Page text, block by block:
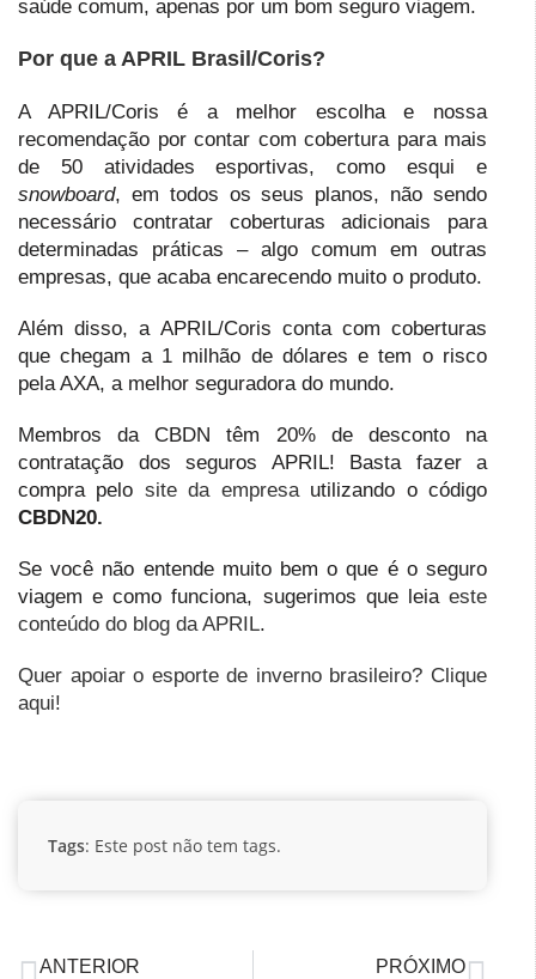
saúde comum, apenas por um bom seguro viagem.
Por que a APRIL Brasil/Coris?
A APRIL/Coris é a melhor escolha e nossa
recomendação por contar com cobertura para mais
de 50 atividades esportivas, como esqui e
snowboard, em todos os seus planos, não sendo
necessário contratar coberturas adicionais para
determinadas práticas – algo comum em outras
empresas, que acaba encarecendo muito o produto.
Além disso, a APRIL/Coris conta com coberturas
que chegam a 1 milhão de dólares e tem o risco
pela AXA, a melhor seguradora do mundo.
Membros da CBDN têm 20% de desconto na
contratação dos seguros APRIL! Basta fazer a
compra pelo site da empresautilizando o código
CBDN20.
Se você não entende muito bem o que é o seguro
viagem e como funciona, sugerimos que leia este
conteúdo do blog da APRIL.
Quer apoiar o esporte de inverno brasileiro? Clique
aqui!
Tags: Este post não tem tags.
ANTERIOR PRÓXIMO